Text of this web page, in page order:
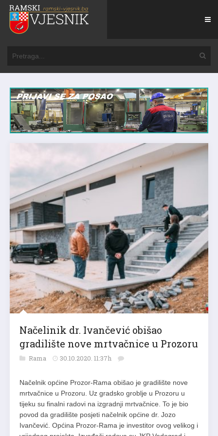
Načelinik dr. Ivančević obišao
gradilište nove mrtvačnice u Prozoru
Rama 30.10.2020. 11:37h
Načelnik općine Prozor-Rama obišao je gradilište nove
mrtvačnice u Prozoru. Uz gradsko groblje u Prozoru u
tijeku su finalni radovi na izgradnji mrtvačnice. To je bio
povod da gradilište posjeti načelnik općine dr. Jozo
Ivančević. Općina Prozor-Rama je investitor ovog velikog i